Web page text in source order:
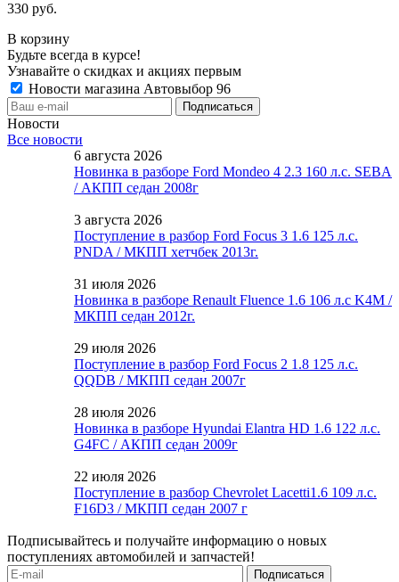
330 руб.
В корзину
Будьте всегда в курсе!
Узнавайте о скидках и акциях первым
Новости магазина Автовыбор 96
Новости
Все новости
6 августа 2026
Новинка в разборе Ford Mondeo 4 2.3 160 л.с. SEBA
/ АКПП седан 2008г
3 августа 2026
Поступление в разбор Ford Focus 3 1.6 125 л.с.
PNDA / МКПП хетчбек 2013г.
31 июля 2026
Новинка в разборе Renault Fluence 1.6 106 л.с K4M /
МКПП седан 2012г.
29 июля 2026
Поступление в разбор Ford Focus 2 1.8 125 л.с.
QQDB / МКПП седан 2007г
28 июля 2026
Новинка в разборе Hyundai Elantra HD 1.6 122 л.с.
G4FC / АКПП седан 2009г
22 июля 2026
Поступление в разбор Chevrolet Lacetti1.6 109 л.с.
F16D3 / МКПП седан 2007 г
Подписывайтесь и получайте информацию о новых
поступлениях автомобилей и запчастей!